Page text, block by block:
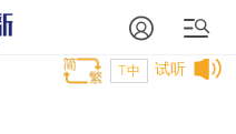
试听
T中